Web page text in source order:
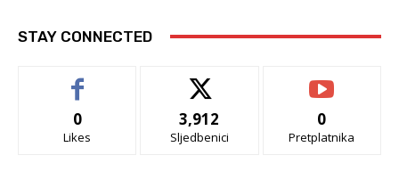
STAY CONNECTED
0
Likes
3,912
Sljedbenici
0
Pretplatnika